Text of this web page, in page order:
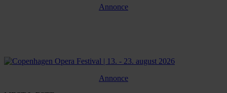
Annonce
Annonce